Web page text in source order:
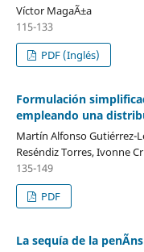
Víctor MagaÃ±a
115-133
PDF (Inglés)
Formulación
empleando una
Martín Alfonso Gutiérrez-
Reséndiz Torres, Ivonne
135-149
PDF
La sequía de la